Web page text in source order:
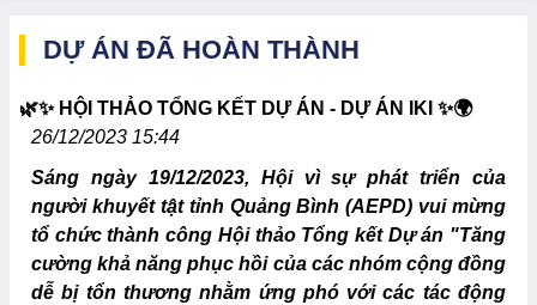
DỰ ÁN ĐÃ HOÀN THÀNH
🌿✨ HỘI THẢO TỔNG KẾT DỰ ÁN - DỰ ÁN IKI ✨🌍
26/12/2023 15:44
Sáng ngày 19/12/2023, Hội vì sự phát triển của
người khuyết tật tỉnh Quảng Bình (AEPD) vui mừng
tổ chức thành công Hội thảo Tổng kết Dự án "Tăng
cường khả năng phục hồi của các nhóm cộng đồng
dễ bị tổn thương nhằm ứng phó với các tác động